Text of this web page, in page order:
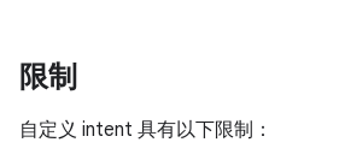
限制
自定义 intent 具有以下限制：